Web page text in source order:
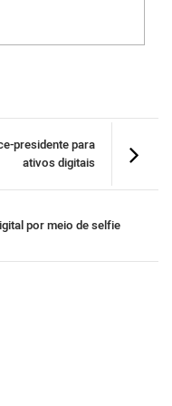
presidente para
ativos digitais
por meio de selfie